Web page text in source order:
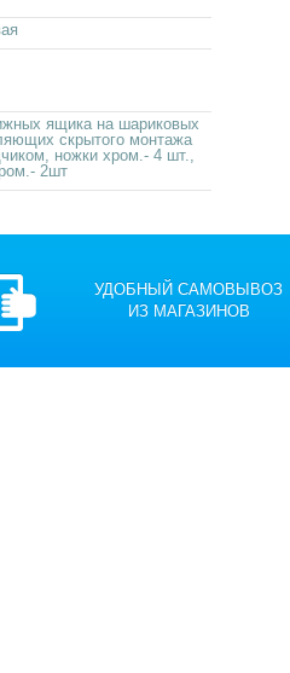
ящика на шариковых
скрытого монтажа
ножки хром.- 4 шт.,
2шт
УДОБНЫЙ САМОВЫВОЗ
ИЗ МАГАЗИНОВ